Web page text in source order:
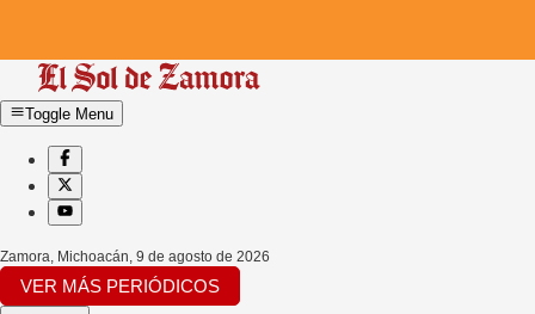
Toggle Menu
Zamora, Michoacán, 9 de agosto de 2026
VER MÁS PERIÓDICOS